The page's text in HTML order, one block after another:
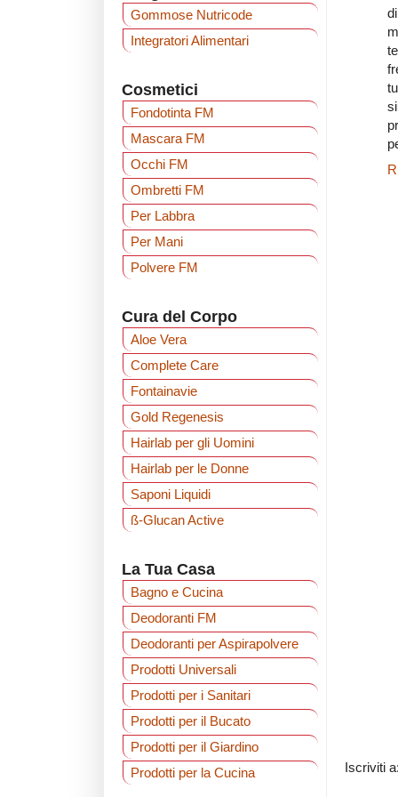
Iscriviti a:
Gommose Nutricode
Integratori Alimentari
Cosmetici
Fondotinta FM
Mascara FM
Occhi FM
Ombretti FM
Per Labbra
Per Mani
Polvere FM
Cura del Corpo
Aloe Vera
Complete Care
Fontainavie
Gold Regenesis
Hairlab per gli Uomini
Hairlab per le Donne
Saponi Liquidi
ß-Glucan Active
La Tua Casa
Bagno e Cucina
Deodoranti FM
Deodoranti per Aspirapolvere
Prodotti Universali
Prodotti per i Sanitari
Prodotti per il Bucato
Prodotti per il Giardino
Prodotti per la Cucina